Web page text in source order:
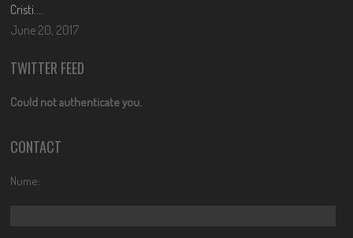
Cristi….
June 20, 2017
TWITTER FEED
Could not authenticate you.
CONTACT
Nume: